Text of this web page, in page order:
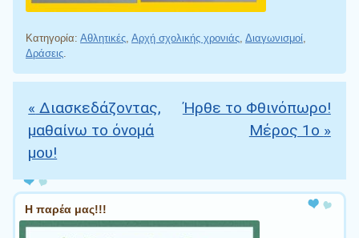
Κατηγορία: Αθλητικές, Αρχή σχολικής χρονιάς, Διαγωνισμοί,
Δράσεις.
Πλοήγηση άρθρων
« Διασκεδάζοντας,
μαθαίνω το όνομά
μου!
Ήρθε το Φθινόπωρο!
Μέρος 1o »
Η παρέα μας!!!